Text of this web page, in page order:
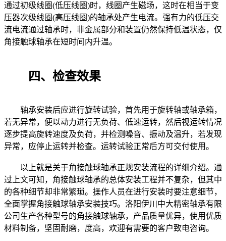
通过初级线圈(低压线圈)时，线圈产生磁场，这时在相当于变
压器次级线圈(高压线圈)的轴承处产生电流。强有力的低压交
流电流通过轴承时，非金属部分和装置仍然保持低温状态，仅
角接触球轴承在短时间内升温。
四、检查效果
轴承安装后应进行旋转试验，首先用于旋转轴或轴承箱，
若无异常，便以动力进行无负荷、低速运转，然后视运转情况
逐步提高旋转速度及负荷，并检测噪音、振动及温升，若发现
异常，应停止运转并检查。运转试验正常后方可交付使用。
以上就是关于角接触球轴承正规安装流程的详细介绍。通
过上文可知，角接触球轴承的总体安装工程并不复杂，但其中
的各种细节却非常繁琐。操作人员在进行安装时要注意细节，
全面掌握角接触球轴承安装技巧。洛阳伊川中大精密轴承有限
公司生产各种型号的角接触球轴承，产品质量优异，使用优质
材料制备，坚固耐磨，度高，欢迎有需要的客户致电咨询。